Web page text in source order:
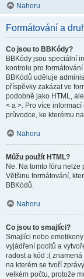
Nahoru
Formátování a
Co jsou to BBKódy?
BBKódy jsou speciální
kontrolu pro
BBKódů uděluje
příspěvky zakázat ve
podobně jako HTML,
< a >. Pro více
průvodce, ke kterému
Nahoru
Můžu použít HTML?
Ne. Na tomto fóru
Většinu formátování,
BBKódů.
Nahoru
Co jsou to smajlíci?
Smajlíci nebo
vyjádření pocitů a
radost a kód :(
na kterém se tvoří
velkém počtu, protože